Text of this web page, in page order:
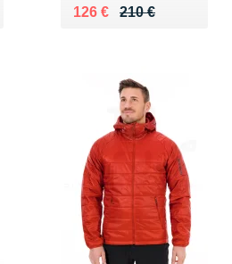
210 €
Au lieu de 210 €
126 €
Vendu 126 €